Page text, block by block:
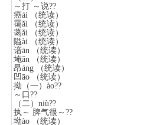
～打 ～说??
癌ái （统读）
霭ǎi （统读）
蔼ǎi （统读）
隘ài （统读）
谙ān （统读）
埯ǎn （统读）
昂áng （统读）
凹āo （统读）
拗（一）ào??
～口??
（二）niù??
执～ 脾气很～??
坳ào （统读）